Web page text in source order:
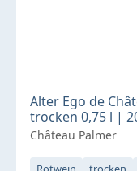
Alter Ego de
trocken 0,75 l |
Château Palmer